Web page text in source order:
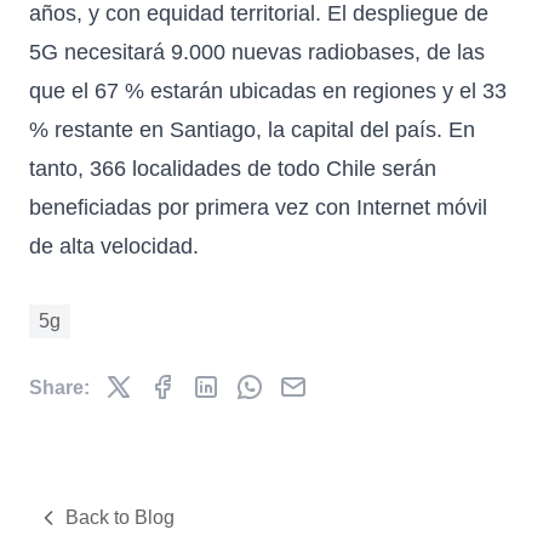
años, y con equidad territorial. El despliegue de
5G necesitará 9.000 nuevas radiobases, de las
que el 67 % estarán ubicadas en regiones y el 33
% restante en Santiago, la capital del país. En
tanto, 366 localidades de todo Chile serán
beneficiadas por primera vez con Internet móvil
de alta velocidad.
5g
Share:
Back to Blog